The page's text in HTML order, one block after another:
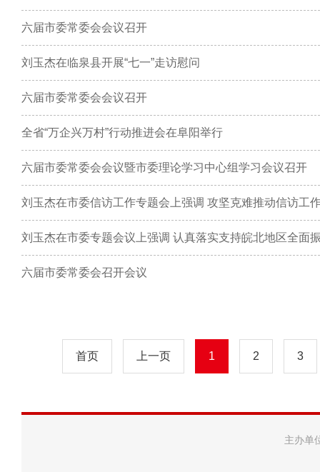
六届市委常委会会议召开
刘玉杰在临泉县开展“七一”走访慰问
六届市委常委会会议召开
全省“万企兴万村”行动推进会在阜阳举行
六届市委常委会会议暨市委理论学习中心组学习会议召开
六届市委常委会召开会议
首页 上一页 1 2 3
主办单